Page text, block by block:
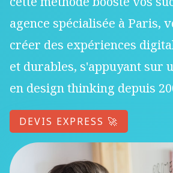
agence spécialisée à Paris,
créer des expériences
et durables, s'appuyant sur
en design thinking depuis
DEVIS EXPRESS 🚀